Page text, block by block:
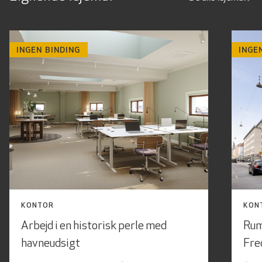
INGEN BINDING
KONTOR
Arbejd i en historisk perle med
havneudsigt